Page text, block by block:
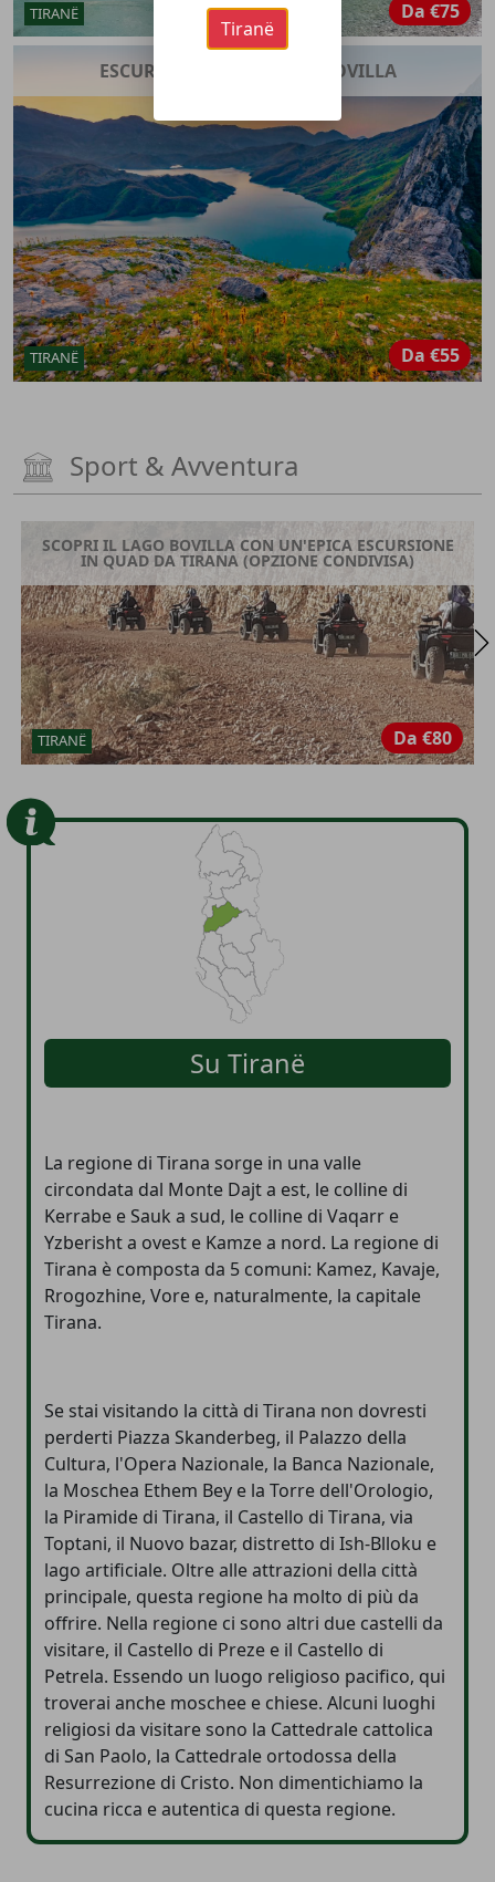
TIRANË Da €75
ESCURSIONE AL LAGO DI BOVILLA
TIRANË Da €55
Sport & Avventura
SCOPRI IL LAGO BOVILLA CON UN'EPICA ESCURSIONE
IN QUAD DA TIRANA (OPZIONE CONDIVISA)
TIRANË Da €80
Su Tiranë
La regione di Tirana sorge in una valle
circondata dal Monte Dajt a est, le colline di
Kerrabe e Sauk a sud, le colline di Vaqarr e
Yzberisht a ovest e Kamze a nord. La regione di
Tirana è composta da 5 comuni: Kamez, Kavaje,
Rrogozhine, Vore e, naturalmente, la capitale
Tirana.
Se stai visitando la città di Tirana non dovresti
perderti Piazza Skanderbeg, il Palazzo della
Cultura, l'Opera Nazionale, la Banca Nazionale,
la Moschea Ethem Bey e la Torre dell'Orologio,
la Piramide di Tirana, il Castello di Tirana, via
Toptani, il Nuovo bazar, distretto di Ish-Blloku e
lago artificiale. Oltre alle attrazioni della città
principale, questa regione ha molto di più da
offrire. Nella regione ci sono altri due castelli da
visitare, il Castello di Preze e il Castello di
Petrela. Essendo un luogo religioso pacifico, qui
troverai anche moschee e chiese. Alcuni luoghi
religiosi da visitare sono la Cattedrale cattolica
di San Paolo, la Cattedrale ortodossa della
Resurrezione di Cristo. Non dimentichiamo la
cucina ricca e autentica di questa regione.
Tiranë